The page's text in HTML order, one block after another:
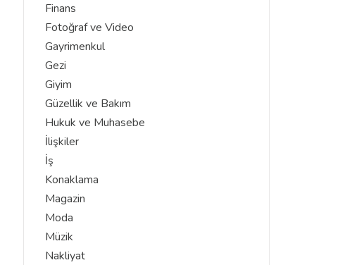
Finans
Fotoğraf ve Video
Gayrimenkul
Gezi
Giyim
Güzellik ve Bakım
Hukuk ve Muhasebe
İlişkiler
İş
Konaklama
Magazin
Moda
Müzik
Nakliyat